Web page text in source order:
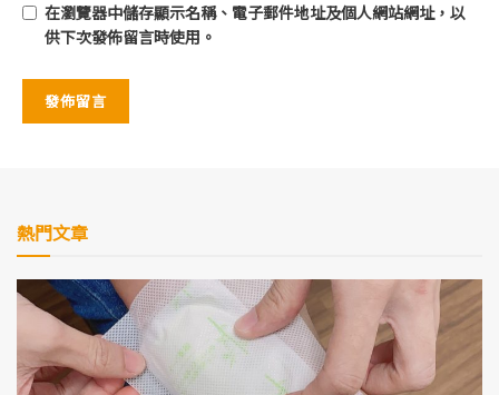
在瀏覽器中儲存顯示名稱、電子郵件地址及個人網站網址，以
供下次發佈留言時使用。
熱門文章